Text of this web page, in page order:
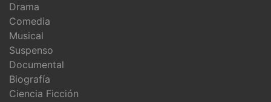
Drama
Comedia
Musical
Suspenso
Documental
Biografía
Ciencia Ficción